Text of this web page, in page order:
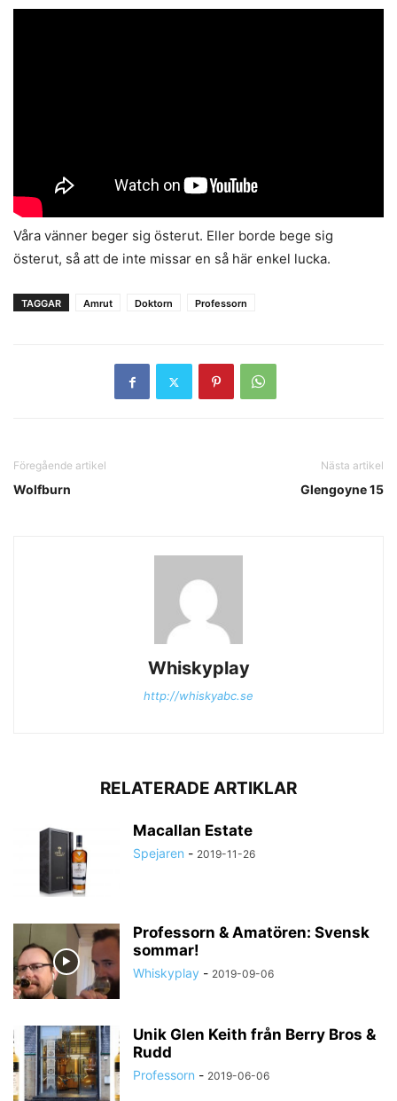
Våra vänner beger sig österut. Eller borde bege sig
österut, så att de inte missar en så här enkel lucka.
TAGGAR Amrut Doktorn Professorn
Föregående artikel
Wolfburn
Nästa artikel
Glengoyne 15
Whiskyplay
http://whiskyabc.se
RELATERADE ARTIKLAR
Macallan Estate
Spejaren - 2019-11-26
Professorn & Amatören: Svensk
sommar!
Whiskyplay - 2019-09-06
Unik Glen Keith från Berry Bros &
Rudd
Professorn - 2019-06-06